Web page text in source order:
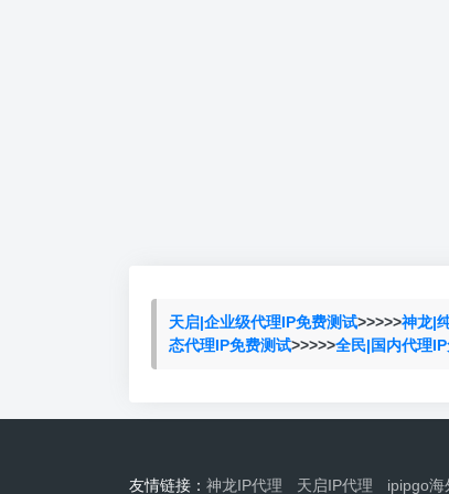
天启|企业级代理IP免费测试>>>>>神龙|
态代理IP免费测试>>>>>全民|国内代理
友情链接： 神龙IP代理 天启IP代理 ipipgo海